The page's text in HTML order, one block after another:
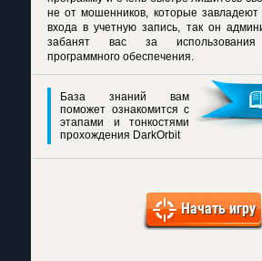
не от мошенников, которые
входа в учетную запись, так он
забанят вас за использования
программного обеспечения.
База знаний вам
поможет ознакомится с
этапами и тонкостями
прохождения DarkOrbit
Начать игру